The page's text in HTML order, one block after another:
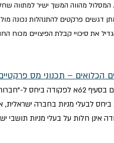
המסלול מהווה המשך ישיר
דגשים פרקטים להתנהלות
את סיכויי קבלת הפיצויים מכוח
הכלואים – תכנוני מס
המצגת סוקרת היבטי מס בינלאומיים
לבעלי מניות בחברה
כי הוראות סעיף 62א לפקודה אינן